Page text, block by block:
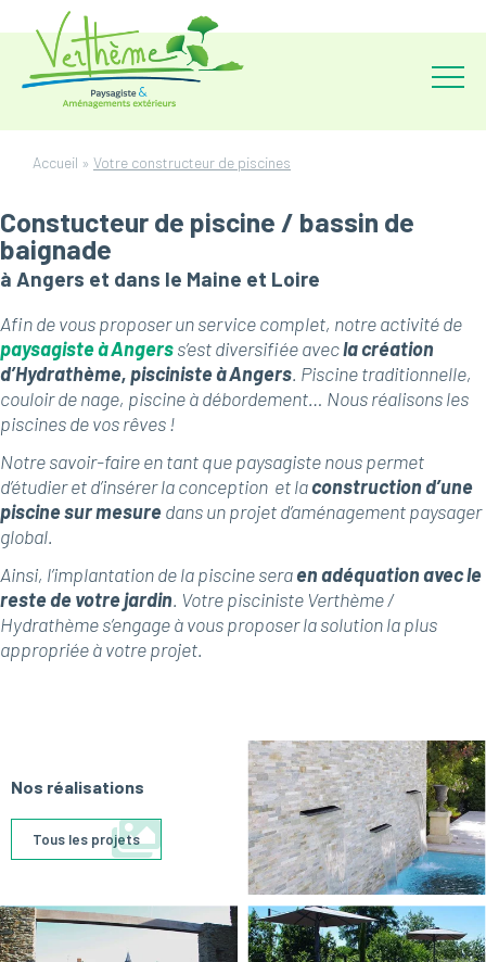
Accueil » Votre constructeur de piscines
Constucteur de piscine / bassin de
baignade
à Angers et dans le Maine et Loire
Afin de vous proposer un service complet, notre activité de
paysagiste à Angerss’est diversifiée avecla création
d’Hydrathème, pisciniste à Angers. Piscine traditionnelle,
couloir de nage, piscine à débordement… Nous réalisons les
piscines de vos rêves !
Notre savoir-faire en tant que paysagiste nous permet
d’étudier et d’insérer la conception et laconstruction d’une
piscine sur mesuredans un projet d’aménagement paysager
global.
Ainsi, l’implantation de la piscine seraen adéquation avec le
reste de votre jardin. Votre pisciniste Verthème /
Hydrathème s’engage à vous proposer la solution la plus
appropriée à votre projet.
Nos réalisations
Tous les projets